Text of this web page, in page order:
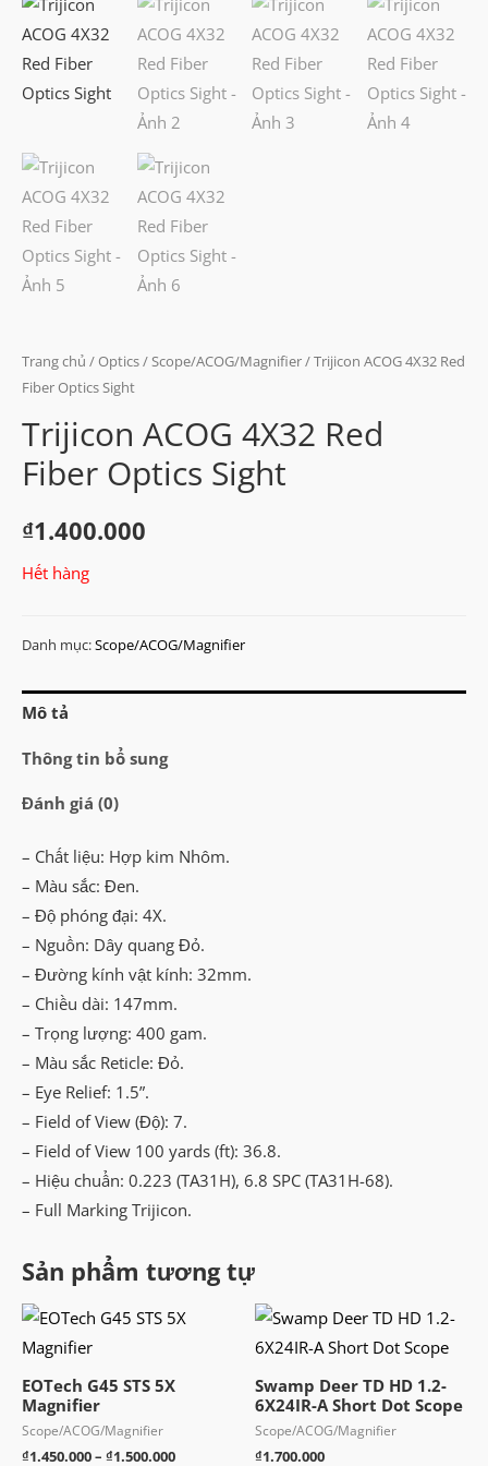
Trang chủ /Optics/Scope/ACOG/Magnifier/ Trijicon ACOG 4X32 Red
Fiber Optics Sight
Trijicon ACOG 4X32 Red
Fiber Optics Sight
₫1.400.000
Hết hàng
Danh mục:Scope/ACOG/Magnifier
Mô tả
Thông tin bổ sung
Đánh giá (0)
– Chất liệu: Hợp kim Nhôm.
– Màu sắc: Đen.
– Độ phóng đại: 4X.
– Nguồn: Dây quang Đỏ.
– Đường kính vật kính: 32mm.
– Chiều dài: 147mm.
– Trọng lượng: 400 gam.
– Màu sắc Reticle: Đỏ.
– Eye Relief: 1.5”.
– Field of View (Độ): 7.
– Field of View 100 yards (ft): 36.8.
– Hiệu chuẩn: 0.223 (TA31H), 6.8 SPC (TA31H-68).
– Full Marking Trijicon.
Sản phẩm tương tự
EOTech G45 STS 5X
Magnifier
Scope/ACOG/Magnifier
₫1.450.000– ₫1.500.000Khoảng
Swamp Deer TD HD 1.2-
6X24IR-A Short Dot Scope
Scope/ACOG/Magnifier
₫1.700.000